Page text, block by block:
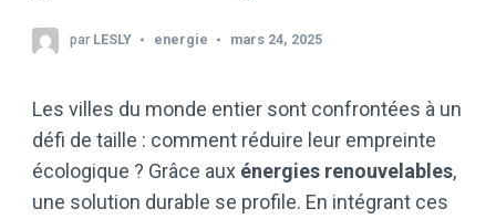
par LESLY energie mars 24, 2025
Les villes du monde entier sont confrontées à un
défi de taille : comment réduire leur empreinte
écologique ? Grâce aux énergies renouvelables,
une solution durable se profile. En intégrant ces